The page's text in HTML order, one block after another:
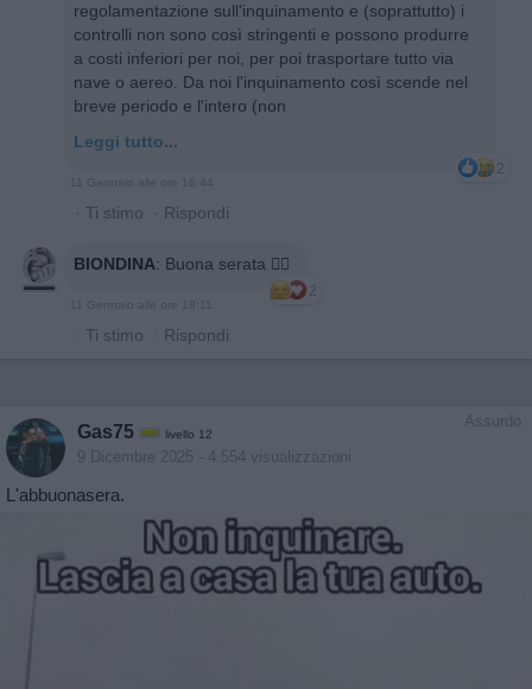
regolamentazione sull'inquinamento e (soprattutto) i
controlli non sono così stringenti e possono produrre
a costi inferiori per noi, per poi trasportare tutto via
nave o aereo. Da noi l'inquinamento così scende nel
breve periodo e l'intero (non
Leggi tutto...
2
11 Gennaio alle ore 16:44
· Ti stimo · Rispondi
BIONDINA: Buona serata 🙋‍♀️
2
11 Gennaio alle ore 19:11
· Ti stimo · Rispondi
Assurdo
Gas75 livello 12
9 Dicembre 2025 - 4.554 visualizzazioni
L'abbuonasera.